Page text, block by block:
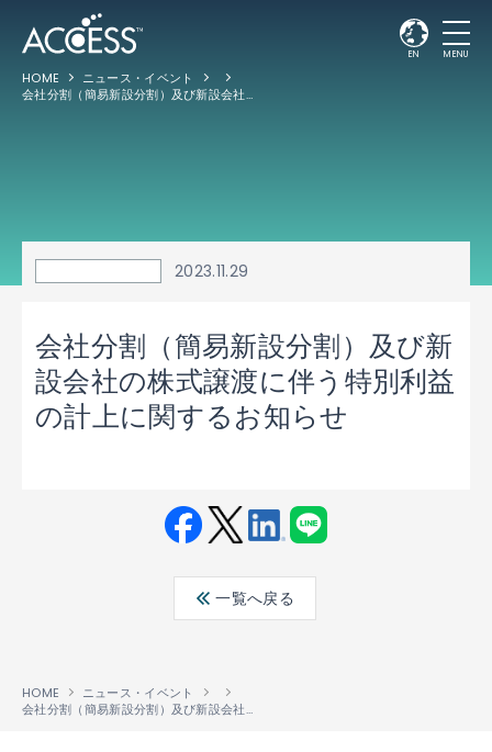
EN MENU
HOME
ニュース・イベント
会社分割（簡易新設分割）及び新設会社の株式譲渡に伴う特別利益の計上に関するお知らせ
2023.11.29
会社分割（簡易新設分割）及び新
設会社の株式譲渡に伴う特別利益
の計上に関するお知らせ
ebo ter
edin
一覧へ戻る
HOME
ニュース・イベント
会社分割（簡易新設分割）及び新設会社の株式譲渡に伴う特別利益の計上に関するお知らせ